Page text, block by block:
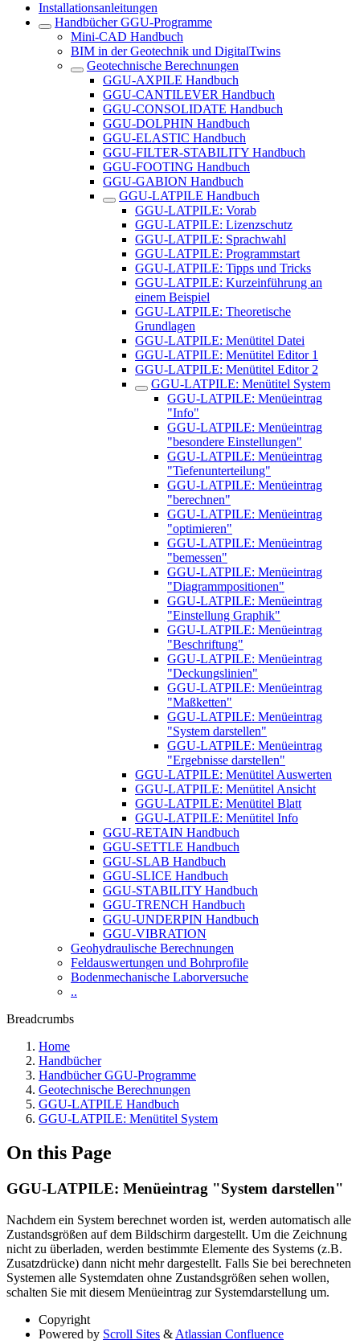
Installationsanleitungen
Handbücher GGU-Programme
Mini-CAD Handbuch
BIM in der Geotechnik und DigitalTwins
Geotechnische Berechnungen
GGU-AXPILE Handbuch
GGU-CANTILEVER Handbuch
GGU-CONSOLIDATE Handbuch
GGU-DOLPHIN Handbuch
GGU-ELASTIC Handbuch
GGU-FILTER-STABILITY Handbuch
GGU-FOOTING Handbuch
GGU-GABION Handbuch
GGU-LATPILE Handbuch
GGU-LATPILE: Vorab
GGU-LATPILE: Lizenzschutz
GGU-LATPILE: Sprachwahl
GGU-LATPILE: Programmstart
GGU-LATPILE: Tipps und Tricks
GGU-LATPILE: Kurzeinführung an
einem Beispiel
GGU-LATPILE: Theoretische
Grundlagen
GGU-LATPILE: Menütitel Datei
GGU-LATPILE: Menütitel Editor 1
GGU-LATPILE: Menütitel Editor 2
GGU-LATPILE: Menütitel System
GGU-LATPILE: Menüeintrag
"Info"
GGU-LATPILE: Menüeintrag
"besondere Einstellungen"
GGU-LATPILE: Menüeintrag
"Tiefenunterteilung"
GGU-LATPILE: Menüeintrag
"berechnen"
GGU-LATPILE: Menüeintrag
"optimieren"
GGU-LATPILE: Menüeintrag
"bemessen"
GGU-LATPILE: Menüeintrag
"Diagrammpositionen"
GGU-LATPILE: Menüeintrag
"Einstellung Graphik"
GGU-LATPILE: Menüeintrag
"Beschriftung"
GGU-LATPILE: Menüeintrag
"Deckungslinien"
GGU-LATPILE: Menüeintrag
"Maßketten"
GGU-LATPILE: Menüeintrag
"System darstellen"
GGU-LATPILE: Menüeintrag
"Ergebnisse darstellen"
GGU-LATPILE: Menütitel Auswerten
GGU-LATPILE: Menütitel Ansicht
GGU-LATPILE: Menütitel Blatt
GGU-LATPILE: Menütitel Info
GGU-RETAIN Handbuch
GGU-SETTLE Handbuch
GGU-SLAB Handbuch
GGU-SLICE Handbuch
GGU-STABILITY Handbuch
GGU-TRENCH Handbuch
GGU-UNDERPIN Handbuch
GGU-VIBRATION
Geohydraulische Berechnungen
Feldauswertungen und Bohrprofile
Bodenmechanische Laborversuche
..
Breadcrumbs
Home
Handbücher
Handbücher GGU-Programme
Geotechnische Berechnungen
GGU-LATPILE Handbuch
GGU-LATPILE: Menütitel System
On this Page
GGU-LATPILE: Menüeintrag "System darstellen"
Nachdem ein System berechnet worden ist, werden automatisch alle
Zustandsgrößen auf dem Bildschirm dargestellt. Um die Zeichnung
nicht zu überladen, werden bestimmte Elemente des Systems (z.B.
Zusatzdrücke) dann nicht mehr dargestellt. Falls Sie bei berechneten
Systemen alle Systemdaten ohne Zustandsgrößen sehen wollen,
schalten Sie mit diesem Menüeintrag zur Systemdarstellung um.
Copyright
Powered by Scroll Sites & Atlassian Confluence